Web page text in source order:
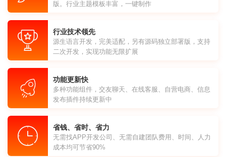
版。行业主题模板丰富，一键制作
行业技术领先
源生语言开发，完美适配，另有源码独立部署版，支持
二次开发，实现功能无限扩展
功能更新快
多种功能组件，交友聊天、在线客服、自营电商、信息
发布插件持续更新中
省钱、省时、省力
无需找APP开发公司、无需自建团队费用、时间、人力
成本均可节省90%